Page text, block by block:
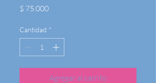
$ 75.000Precio
Cantidad *
Agregar al carrito